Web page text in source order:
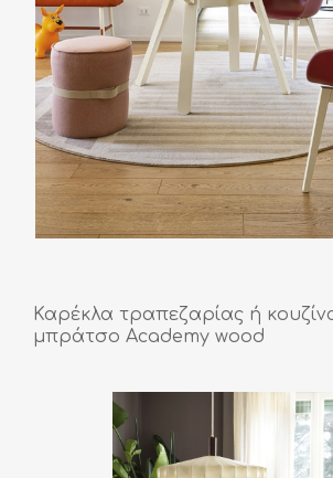
Καρέκλα τραπεζαρίας ή
μπράτσο Academy wood